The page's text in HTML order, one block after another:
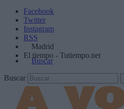
Facebook
Twitter
Instagram
RSS
Madrid
El tiempo - Tutiempo.net
Buscar
Buscar